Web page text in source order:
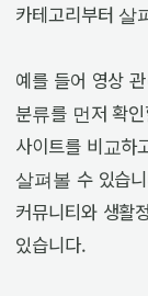
카테고리부터 살
예를 들어 영상
분류를 먼저 확
사이트를 비교
살펴볼 수 있습
커뮤니티와 생활
있습니다.